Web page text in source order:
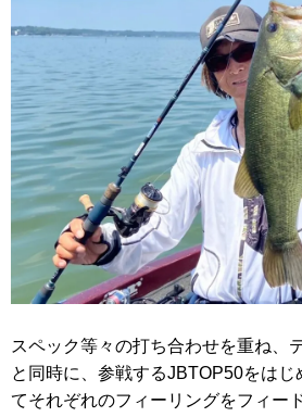
スペック等々の打ち合わせを重ね、
と同時に、参戦するJBTOP50をはじ
てそれぞれのフィーリングをフィー